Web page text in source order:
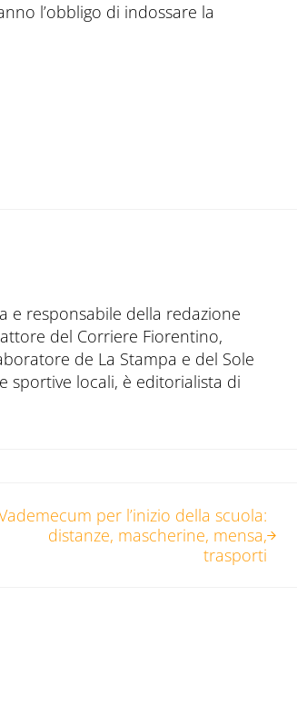
l’obbligo di indossare la
e responsabile della redazione
del Corriere Fiorentino,
de La Stampa e del Sole
sportive locali, è editorialista di
per l’inizio della scuola:
distanze, mascherine, mensa,
trasporti